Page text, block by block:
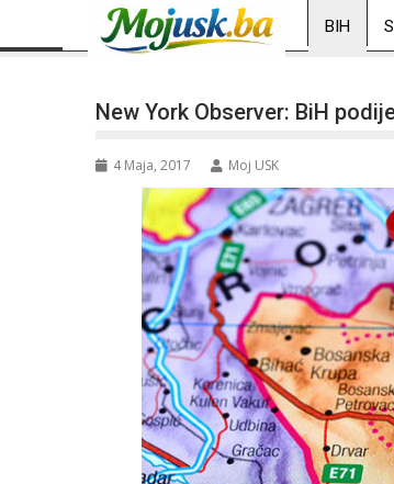
BIH
New York Observer: BiH
4 Maja, 2017 Moj USK